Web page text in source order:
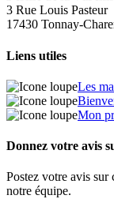
3 Rue Louis Pasteur
17430 Tonnay-
Liens utiles
Les
Mon
Donnez votre avis
Postez votre avis sur
notre équipe.